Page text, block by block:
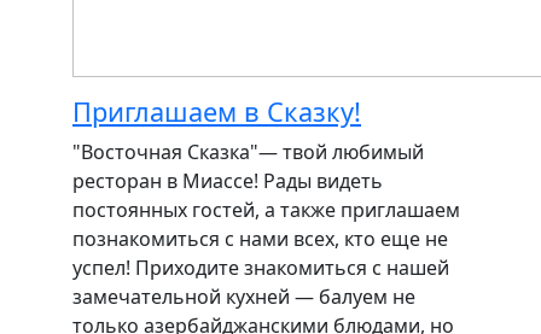
Приглашаем в Сказку!
"Восточная Сказка"— твой любимый
ресторан в Миассе! Рады видеть
постоянных гостей, а также приглашаем
познакомиться с нами всех, кто еще не
успел! Приходите знакомиться с нашей
замечательной кухней — балуем не
только азербайджанскими блюдами, но